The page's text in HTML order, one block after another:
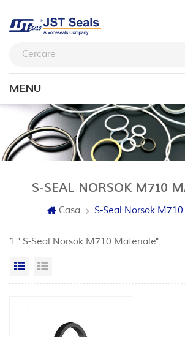
S-SEAL NORSOK M710
Casa S-Seal Norsok
1 " S-Seal Norsok M710 Materiale"
Vista a griglia